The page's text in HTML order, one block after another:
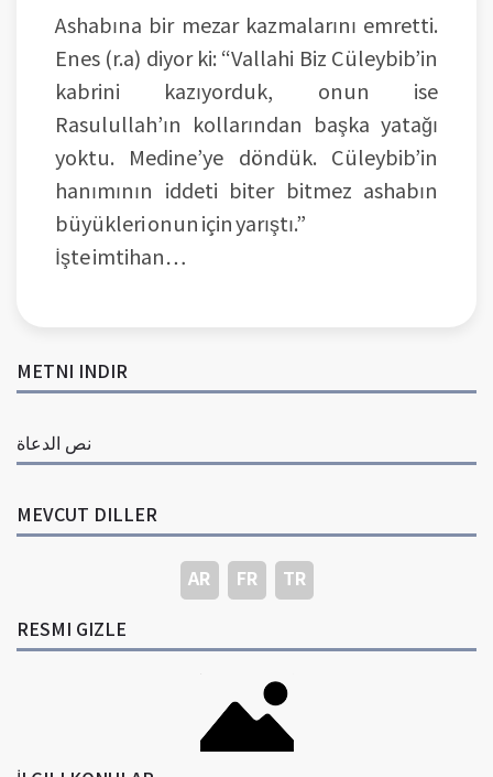
Ashabına bir mezar kazmalarını emretti.
Enes (r.a) diyor ki: “Vallahi Biz Cüleybib’in
kabrini kazıyorduk, onun ise
Rasulullah’ın kollarından başka yatağı
yoktu. Medine’ye döndük. Cüleybib’in
hanımının iddeti biter bitmez ashabın
büyükleri onun için yarıştı.”
İşte imtihan…
METNI INDIR
نص الدعاة
MEVCUT DILLER
AR FR
TR
RESMI GIZLE